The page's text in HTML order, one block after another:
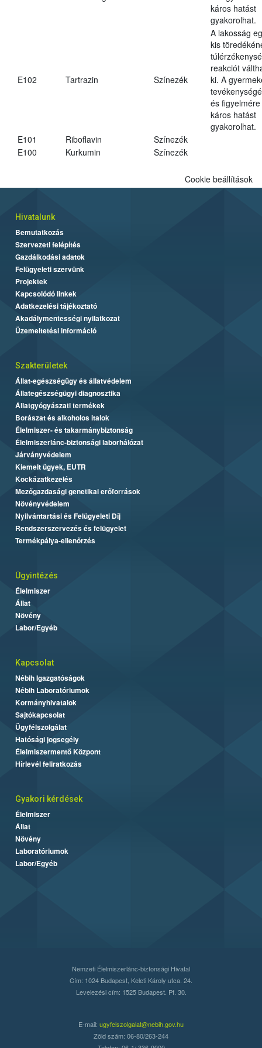
káros hatást
gyakorolhat.
E102 Tartrazin Színezék
A lakosság
kis
reakciót
ki. A
és figyelmére
káros hatást
gyakorolhat.
E101
Riboflavin
Színezék
E100
Kurkumin Színezék
Cookie beállítások
Hivatalunk
Bemutatkozás
Szervezeti felépítés
Gazdálkodási adatok
Felügyeleti szervünk
Projektek
Kapcsolódó linkek
Adatkezelési tájékoztató
Akadálymentességi nyilatkozat
Üzemeltetési információ
Szakterületek
Állat-egészségügy és állatvédelem
Állategészségügyi diagnosztika
Állatgyógyászati termékek
Borászat és alkoholos italok
Élelmiszer- és takarmánybiztonság
Élelmiszerlánc-biztonsági laborhálózat
Járványvédelem
Kiemelt ügyek, EUTR
Kockázatkezelés
Mezőgazdasági genetikai erőforrások
Növényvédelem
Nyilvántartási és Felügyeleti Díj
Rendszerszervezés és felügyelet
Termékpálya-ellenőrzés
Ügyintézés
Élelmiszer
Állat
Növény
Labor/Egyéb
Kapcsolat
Nébih Igazgatóságok
Nébih Laboratóriumok
Kormányhivatalok
Sajtókapcsolat
Ügyfélszolgálat
Hatósági jogsegély
Élelmiszermentő Központ
Hírlevél feliratkozás
Gyakori kérdések
Élelmiszer
Állat
Növény
Laboratóriumok
Labor/Egyéb
Nemzeti Élelmiszerlánc-biztonsági Hivatal
Cím: 1024 Budapest, Keleti Károly utca. 24.
Levelezési cím: 1525 Budapest. Pf. 30.
E-mail: ugyfelszolgalat@nebih.gov.hu
Zöld szám: 06-80/263-244